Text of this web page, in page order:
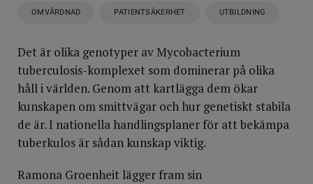
OMVÅRDNAD PATIENTSÄKERHET UTBILDNING
Det är olika genotyper av Mycobacterium
tuberculosis-komplexet som dominerar på olika
håll i världen. Genom att kartlägga dem ökar
kunskapen om smittvägar och hur genetiskt stabila
de är. I nationella handlingsplaner för att bekämpa
tuberkulos är sådan kunskap viktig.
Ramona Groenheit lägger fram sin